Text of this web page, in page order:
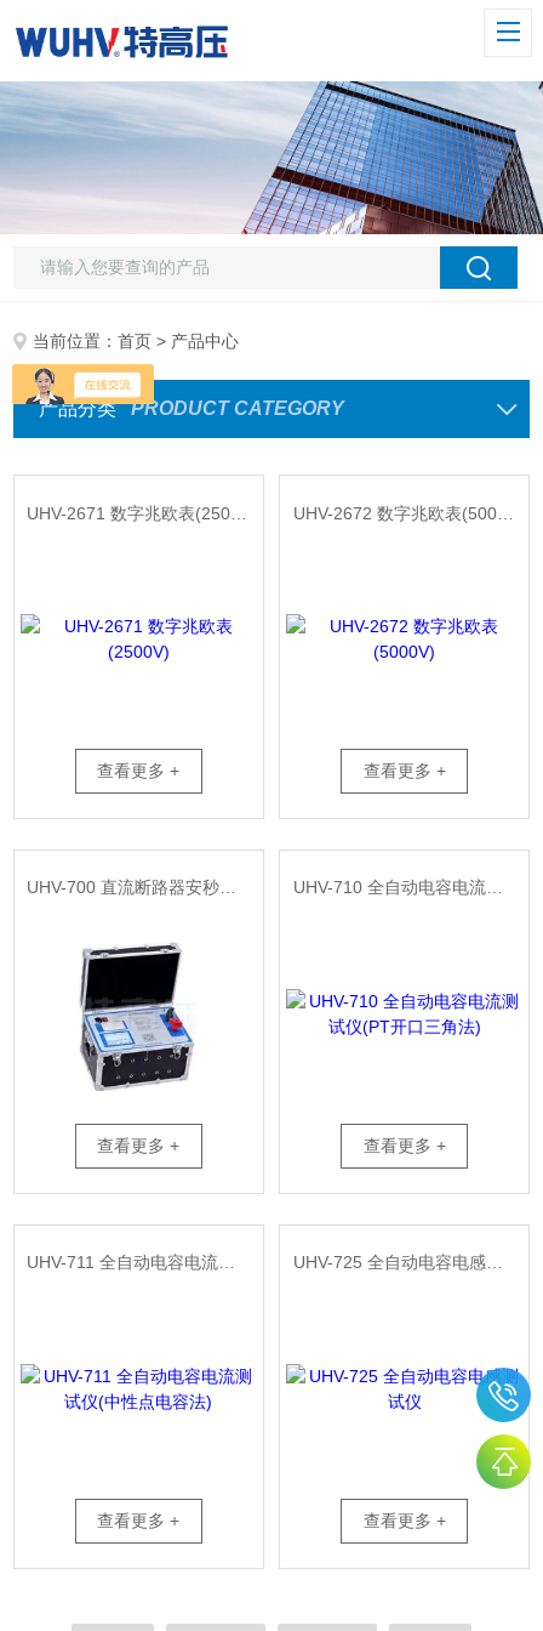
当前位置：首页 > 产品中心
产品分类 PRODUCT CATEGORY
查看更多 +
UHV-2672 数字兆欧表(5000V)
查看更多 +
UHV-700 直流断路器安秒特性测试仪
查看更多 +
UHV-710 全自动电容电流测试仪(PT开口三角法)
查看更多 +
UHV-711 全自动电容电流测试仪(中性点电容法)
查看更多 +
UHV-725 全自动电容电感测试仪
查看更多 +